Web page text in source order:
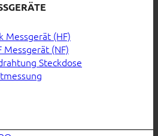
Messgerät (HF)
Messgerät (NF)
Steckdose